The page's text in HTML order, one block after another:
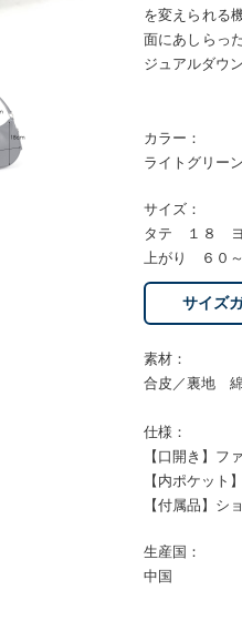
を変えられる
面にあしらっ
ジュアルダウ
カラー：
ライトグリー
サイズ：
タテ １８ ヨ
上がり ６０
サイズ
素材：
合皮／裏地 綿
仕様：
【口開き】フ
【内ポケット
【付属品】シ
生産国：
中国